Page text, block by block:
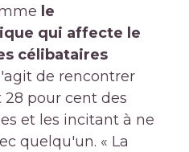
le
qui affecte le
célibataires
de rencontrer
pour cent des
et les incitant à ne
quelqu'un. « La